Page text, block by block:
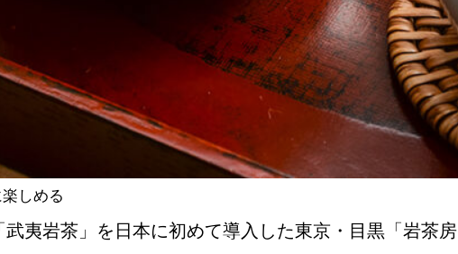
しめる
夷岩茶」を日本に初めて導入した東京・目黒「岩茶